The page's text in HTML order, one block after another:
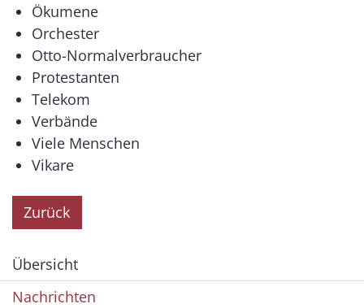
Ökumene
Orchester
Otto-Normalverbraucher
Protestanten
Telekom
Verbände
Viele Menschen
Vikare
Zurück
Übersicht
Nachrichten